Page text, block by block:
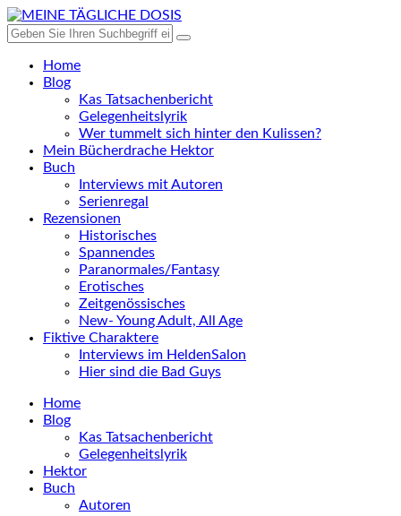
Home
Blog
Kas Tatsachenbericht
Gelegenheitslyrik
Wer tummelt sich hinter den Kulissen?
Mein Bücherdrache Hektor
Buch
Interviews mit Autoren
Serienregal
Rezensionen
Historisches
Spannendes
Paranormales/Fantasy
Erotisches
Zeitgenössisches
New- Young Adult, All Age
Fiktive Charaktere
Interviews im HeldenSalon
Hier sind die Bad Guys
Home
Blog
Kas Tatsachenbericht
Gelegenheitslyrik
Hektor
Buch
Autoren